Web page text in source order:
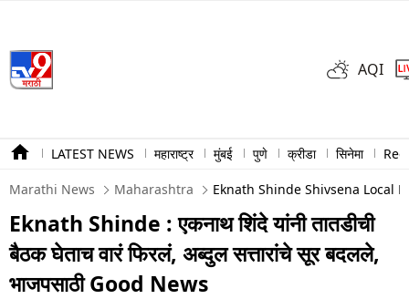
AQI
LATEST NEWS महाराष्ट्र मुंबई पुणे क्रीडा सिनेमा
Marathi News Maharashtra Eknath Shinde Shivsena Local
Eknath Shinde : एकनाथ शिंदे यांनी तातडीची
बैठक घेताच वारं फिरलं, अब्दुल सत्तारांचे सूर बदलले,
भाजपसाठी Good News